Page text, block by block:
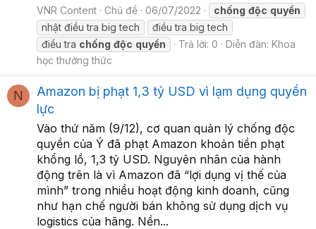
VNR Content Chủ đề 06/07/2022 chống độc quyền
nhật điều tra big tech
điều tra big tech
điều tra chống độc quyền Trả lời: 0 Diễn đàn: Khoa
học thường thức
N
Amazon bị phạt 1,3 tỷ USD vì lạm dụng quyền
lực
Vào thứ năm (9/12), cơ quan quản lý chống độc
quyền của Ý đã phạt Amazon khoản tiền phạt
khổng lồ, 1,3 tỷ USD. Nguyên nhân của hành
động trên là vì Amazon đã “lợi dụng vị thế của
mình” trong nhiều hoạt động kinh doanh, cũng
như hạn chế người bán không sử dụng dịch vụ
logistics của hãng. Nền...